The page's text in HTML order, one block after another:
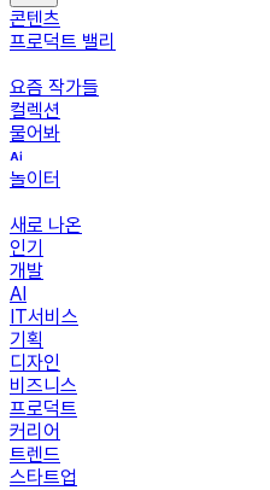
콘텐츠
프로덕트 밸리
요즘 작가들
컬렉션
물어봐
놀이터
새로 나온
인기
개발
AI
IT서비스
기획
디자인
비즈니스
프로덕트
커리어
트렌드
스타트업